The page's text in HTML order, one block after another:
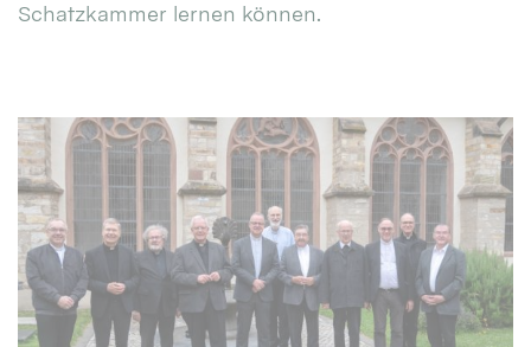
Schatzkammer lernen können.